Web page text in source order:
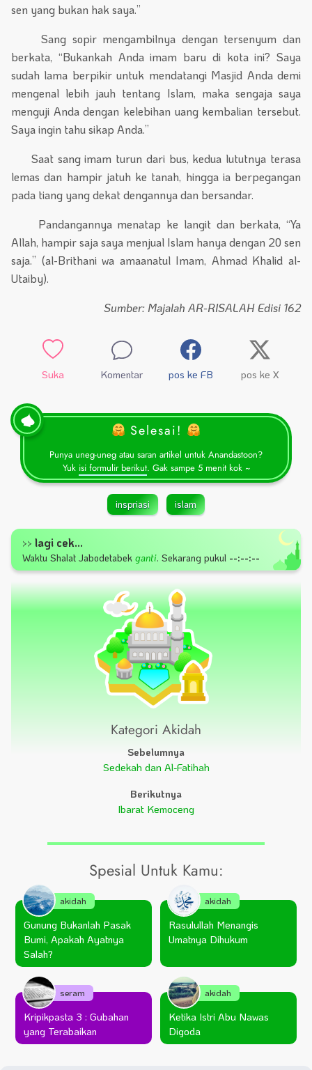
sen yang bukan hak saya.”
Sang sopir mengambilnya dengan tersenyum dan
berkata, “Bukankah Anda imam baru di kota ini? Saya
sudah lama berpikir untuk mendatangi Masjid Anda demi
mengenal lebih jauh tentang Islam, maka sengaja saya
menguji Anda dengan kelebihan uang kembalian tersebut.
Saya ingin tahu sikap Anda.”
Saat sang imam turun dari bus, kedua lututnya terasa
lemas dan hampir jatuh ke tanah, hingga ia berpegangan
pada tiang yang dekat dengannya dan bersandar.
Pandangannya menatap ke langit dan berkata, “Ya
Allah, hampir saja saya menjual Islam hanya dengan 20 sen
saja.” (al-Brithani wa amaanatul Imam, Ahmad Khalid al-
Utaiby).
Sumber: Majalah AR-RISALAH Edisi 162
Suka Komentar pos ke FB pos ke X
Selesai!
Punya uneg-uneg atau saran artikel untuk Anandastoon?
Yuk isi formulir berikut. Gak sampe 5 menit kok ~
inspriasi islam
>> lagi cek...
Waktu Shalat Jabodetabek ganti. Sekarang pukul --:--:--
Kategori Akidah
Sebelumnya
Sedekah dan Al-Fatihah
Berikutnya
Ibarat Kemoceng
Spesial Untuk Kamu:
Gunung Bukanlah Pasak
Bumi, Apakah Ayatnya
Salah?
akidah
Rasulullah Menangis
Umatnya Dihukum
akidah
Kripikpasta 3 : Gubahan
yang Terabaikan
seram
Ketika Istri Abu Nawas
Digoda
akidah